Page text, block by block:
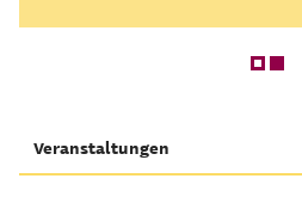
Veranstaltungen